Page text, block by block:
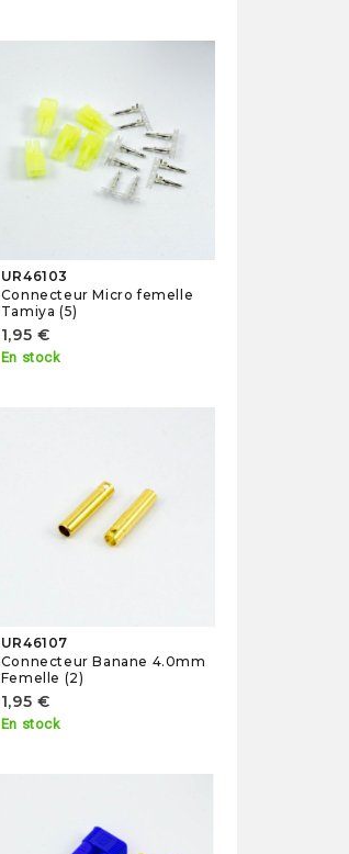
UR46103
Connecteur Micro femelle
Tamiya (5)
1,95 €
En stock
UR46107
Connecteur Banane 4.0mm
Femelle (2)
1,95 €
En stock